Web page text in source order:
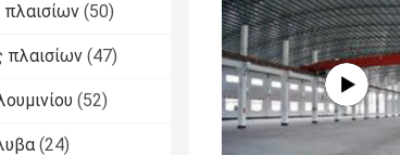
πλαισίων (50)
πλαισίων (47)
(52)
(24)